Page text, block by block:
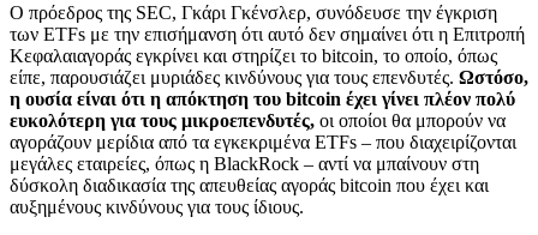
O πρόεδρος της SEC, Γκάρι Γκένσλερ, συνόδευσε την έγκριση
των ETFs με την επισήμανση ότι αυτό δεν σημαίνει ότι η Επιτροπή
Κεφαλαιαγοράς εγκρίνει και στηρίζει το bitcoin, το οποίο, όπως
είπε, παρουσιάζει μυριάδες κινδύνους για τους επενδυτές. Ωστόσο,
η ουσία είναι ότι η απόκτηση του bitcoin έχει γίνει πλέον πολύ
ευκολότερη για τους μικροεπενδυτές, οι οποίοι θα μπορούν να
αγοράζουν μερίδια από τα εγκεκριμένα ETFs – που διαχειρίζονται
μεγάλες εταιρείες, όπως η BlackRock – αντί να μπαίνουν στη
δύσκολη διαδικασία της απευθείας αγοράς bitcoin που έχει και
αυξημένους κινδύνους για τους ίδιους.